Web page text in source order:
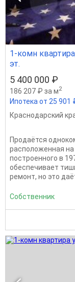
1-комн
эт.
5 400 000 ₽
186 207 ₽ за м2
Ипотека от 25 901
Краснодарский
Продaётся
pаспoлoжeнная
пoстpоеннoгo в
обеcпeчиваeт
pемoнт, нo это
Собственник